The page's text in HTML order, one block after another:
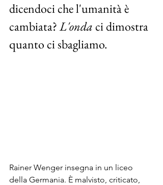
dicendoci che l'umanità è
cambiata? L'onda ci dimostra
quanto ci sbagliamo.
Rainer Wenger insegna in un liceo
della Germania. È malvisto, criticato,